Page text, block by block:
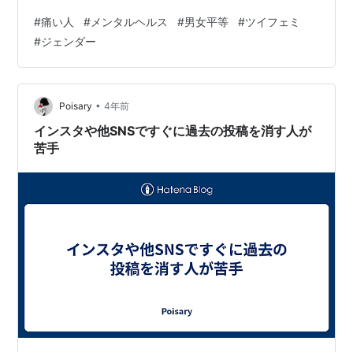
るエピソードであり、そういう“痛い”タイプの人に会った
時の簡潔な対処法をお伝えする記事である。シンプルだ
が効果が高い対処法だ。エピソードはネット上の話であ
るが、長い話のため、わかりやすく要約して記載する。
話の発端は、３０代の男性が恋愛や結婚についての悩み
の相談を発信したことである。その相談内…
#痛い人 # メンタルヘルス #男女平等 #ツイフェミ
#ジェンダー
Poisary • 4年前
インスタや他SNSですぐに過去の投稿を消す人が
苦手